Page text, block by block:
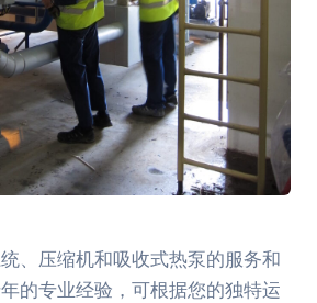
、压缩机和吸收式热泵的服务和
的专业经验，可根据您的独特运